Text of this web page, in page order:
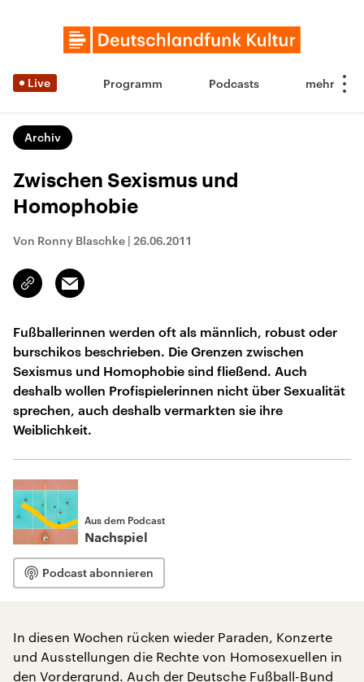
Live Programm Podcasts
Archiv
Zwischen Sexismus und
Homophobie
Von Ronny Blaschke | 26.06.2011
Link
kopieren/teilen
Email
Fußballerinnen werden oft als männlich, robust oder
burschikos beschrieben. Die Grenzen zwischen
Sexismus und Homophobie sind fließend. Auch
deshalb wollen Profispielerinnen nicht über Sexualität
sprechen, auch deshalb vermarkten sie ihre
Weiblichkeit.
Aus dem Podcast
Nachspiel
Podcast abonnieren
In diesen Wochen rücken wieder Paraden, Konzerte
und Ausstellungen die Rechte von Homosexuellen in
den Vordergrund. Auch der Deutsche Fußball-Bund